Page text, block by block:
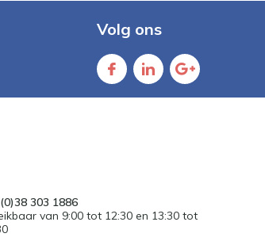
Volg ons
303 1886
van 9:00 tot 12:30 en 13:30 tot